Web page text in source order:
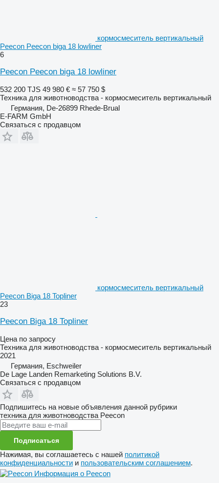
кормосмеситель вертикальный
Peecon Peecon biga 18 lowliner
6
Peecon Peecon biga 18 lowliner
532 200 TJS 49 980 € ≈ 57 750 $
Техника для животноводства - кормосмеситель вертикальный
Германия, De-26899 Rhede-Brual
E-FARM GmbH
Связаться с продавцом
кормосмеситель вертикальный
Peecon Biga 18 Topliner
23
Peecon Biga 18 Topliner
Цена по запросу
Техника для животноводства - кормосмеситель вертикальный
2021
Германия, Eschweiler
De Lage Landen Remarketing Solutions B.V.
Связаться с продавцом
Подпишитесь на новые объявления данной рубрики
техника для животноводства Peecon
Подписаться
Нажимая, вы соглашаетесь с нашей политикой
конфиденциальности и пользовательским соглашением.
Информация о Peecon